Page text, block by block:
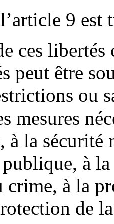
9
ces
peut être
ou
mesures
à la
à
à la
de